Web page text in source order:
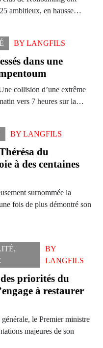
ambitieux, en hausse…
BY LANGFILS
dans une
collision d’une extrême
vers 7 heures sur la…
BY LANGFILS
du
à des centaines
surnommée la
fois de plus démontré son
,
BY
LANGFILS
priorités du
à restaurer
le Premier ministre
majeures de son